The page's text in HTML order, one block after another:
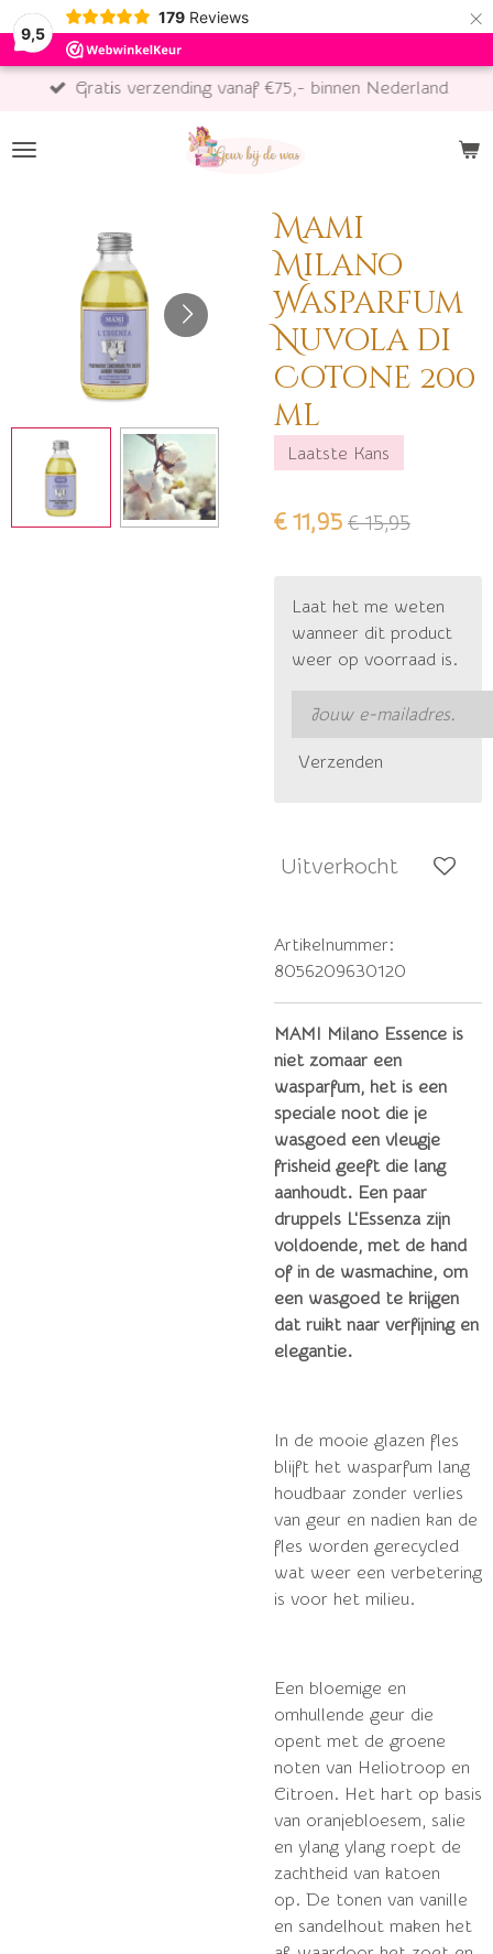
9,5
179 Reviews ×
Gratis verzending vanaf €75,- binnen Nederland
Mami
Milano
Wasparfum
Nuvola di
Cotone 200
ml
Laatste Kans
€ 11,95 € 15,95
Laat het me weten
wanneer dit product
weer op voorraad is.
Verzenden
Uitverkocht
Artikelnummer:
8056209630120
MAMI Milano Essence is
niet zomaar een
wasparfum, het is een
speciale noot die je
wasgoed een vleugje
frisheid geeft die lang
aanhoudt. Een paar
druppels L'Essenza zijn
voldoende, met de hand
of in de wasmachine, om
een ​​wasgoed te krijgen
dat ruikt naar verfijning en
elegantie.
In de mooie glazen fles
blijft het wasparfum lang
houdbaar zonder verlies
van geur en nadien kan de
fles worden gerecycled
wat weer een verbetering
is voor het milieu.
Een bloemige en
omhullende geur die
opent met de groene
noten van Heliotroop en
Citroen. Het hart op basis
van oranjebloesem, salie
en ylang ylang roept de
zachtheid van katoen
op. De tonen van vanille
en sandelhout maken het